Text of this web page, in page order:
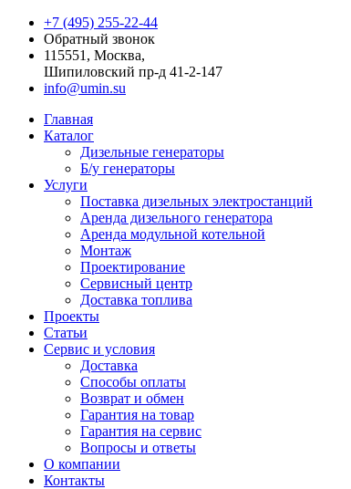
+7 (495) 255-22-44
Обратный звонок
115551, Москва,
Шипиловский пр-д 41-2-147
info@umin.su
Главная
Каталог
Дизельные генераторы
Б/у генераторы
Услуги
Поставка дизельных электростанций
Аренда дизельного генератора
Аренда модульной котельной
Монтаж
Проектирование
Сервисный центр
Доставка топлива
Проекты
Статьи
Сервис и условия
Доставка
Способы оплаты
Возврат и обмен
Гарантия на товар
Гарантия на сервис
Вопросы и ответы
О компании
Контакты